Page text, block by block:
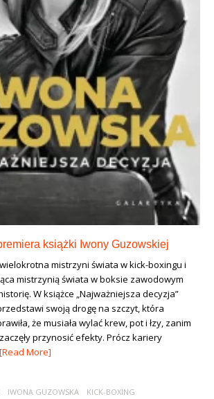
książki Iwony Guzowskiej
mistrzyni świata w kick-boxingu i
mistrzynią świata w boksie zawodowym
W książce „Najważniejsza decyzja”
swoją drogę na szczyt, która
że musiała wylać krew, pot i łzy, zanim
przynosić efekty. Prócz kariery
[Read More]
IWONA GUZOWSKA
KICK-BOXING